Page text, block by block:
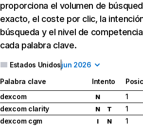
proporciona el volumen de
exacto, el coste por clic, la
búsqueda y el nivel de
cada palabra clave.
Estados Unidosjun 2026
Palabra clave Intento
dexcom
N
1
dexcom clarity
N T
1
dexcom cgm
I N
1